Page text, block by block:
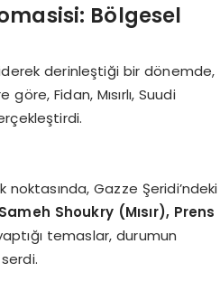
Bölgesel
derinleştiği bir dönemde,
Fidan, Mısırlı, Suudi
Gazze Şeridi’ndeki
Sameh Shoukry (Mısır), Prens
temaslar, durumun